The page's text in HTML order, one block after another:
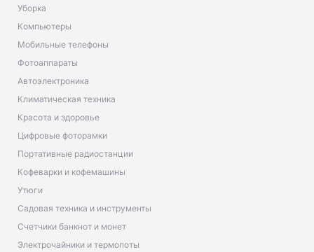
Уборка
Компьютеры
Мобильные телефоны
Фотоаппараты
Автоэлектроника
Климатическая техника
Красота и здоровье
Цифровые фоторамки
Портативные радиостанции
Кофеварки и кофемашины
Утюги
Садовая техника и инструменты
Счетчики банкнот и монет
Электрочайники и термопоты